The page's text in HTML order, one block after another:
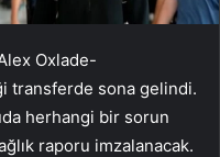
Oxlade-
transferde sona gelindi.
herhangi bir sorun
raporu imzalanacak.